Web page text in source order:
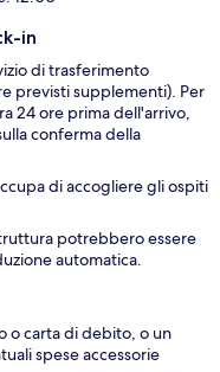
in
di trasferimento
previsti supplementi). Per
24 ore prima dell'arrivo,
conferma della
di accogliere gli ospiti
potrebbero essere
automatica.
o carta di debito, o un
spese accessorie